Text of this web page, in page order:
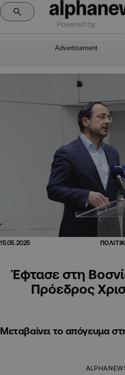
Powered by:
Advertisement
15.05.2025
Έφτασε στη
Πρόεδρος
Μεταβαίνει το απόγευμα